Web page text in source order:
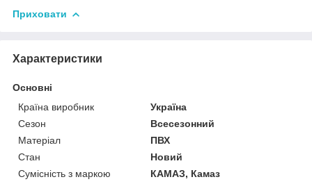
Приховати
Характеристики
Основні
Країна виробник
Україна
Сезон
Всесезонний
Матеріал
ПВХ
Стан
Новий
Сумісність з маркою
КАМАЗ, Камаз